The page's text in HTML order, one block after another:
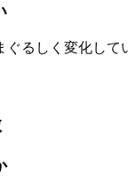
るしく変化し